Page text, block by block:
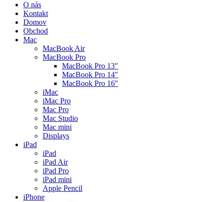
O nás
Kontakt
Domov
Obchod
Mac
MacBook Air
MacBook Pro
MacBook Pro 13″
MacBook Pro 14″
MacBook Pro 16″
iMac
iMac Pro
Mac Pro
Mac Studio
Mac mini
Displays
iPad
iPad
iPad Air
iPad Pro
iPad mini
Apple Pencil
iPhone